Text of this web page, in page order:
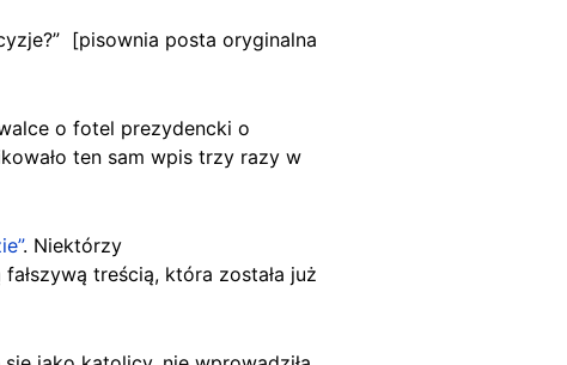
[pisownia posta oryginalna
o fotel prezydencki o
ten sam wpis trzy razy w
. Niektórzy
treścią, która została już